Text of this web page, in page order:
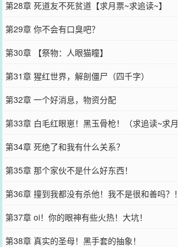
第28章 死道友不死贫道【求月票~求追读~】
第29章 你不会有口臭吧？
第30章 【祭物：人眼猫瞳】
第31章 猩红世界，解剖僵尸（四千字）
第32章 一个好消息，物资分配
第33章 白毛红眼崽！黑玉骨枪！（求追读~求月
第34章 死绝了和我有什么关系？
第35章 那个家伙不是什么好东西！
第36章 撞到我都没有杀他！我不是很和善吗？！
第37章 oi！你的眼神有些火热！大坑！
第38章 真实的圣母！黑手套的抽象！